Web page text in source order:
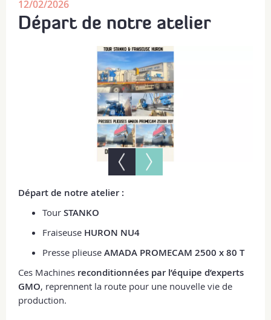
12/02/2026
Départ de notre atelier
Départ de notre atelier :
Tour STANKO
Fraiseuse HURON NU4
Presse plieuse AMADA PROMECAM 2500 x 80 T
Ces Machines reconditionnées par l’équipe d’experts
GMO, reprennent la route pour une nouvelle vie de
production.